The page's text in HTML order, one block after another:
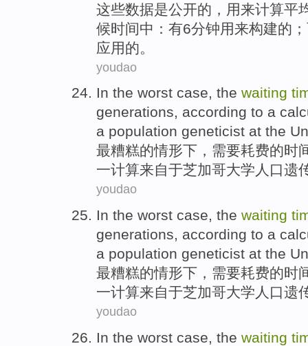
这些数据是公开的， 用来计算平
候时间中 ： 有6分钟用来构建的；
应用的。
youdao
In the worst case, the waiting
generations, according to a
a population geneticist at the
最糟糕的情形下 ， 需要耗费的时
一计算来自于芝加哥大学 人口遗
youdao
In the worst case, the waiting
generations, according to a
a population geneticist at the
最糟糕的情形下 ， 需要耗费的时
一计算来自于芝加哥大学 人口遗
youdao
In the worst case, the waiting